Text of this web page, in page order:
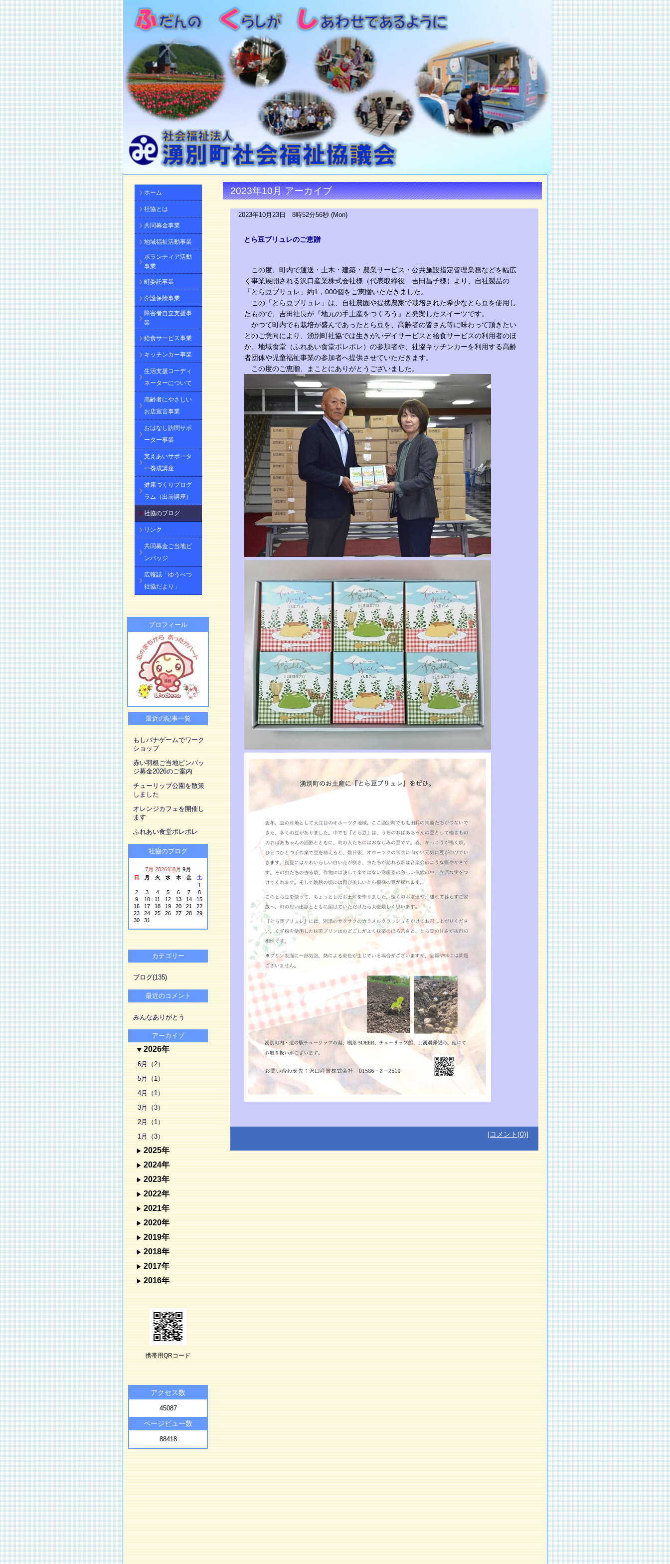
2023年10月 アーカイブ
2023年10月23日 8時52分56秒 (Mon)
とら豆ブリュレのご恵贈
この度、町内で運送・土木・建築・農業サービス・公共施設指定管理業務などを幅広
く事業展開される沢口産業株式会社様（代表取締役 吉田昌子様）より、自社製品の
「とら豆ブリュレ」約1，000個をご恵贈いただきました。
この「とら豆ブリュレ」は、自社農園や提携農家で栽培された希少なとら豆を使用し
たもので、吉田社長が『地元の手土産をつくろう』と発案したスイーツです。
かつて町内でも栽培が盛んであったとら豆を、高齢者の皆さん等に味わって頂きたい
とのご意向により、湧別町社協では生きがいデイサービスと給食サービスの利用者のほ
か、地域食堂（ふれあい食堂ポレポレ）の参加者や、社協キッチンカーを利用する高齢
者団体や児童福祉事業の参加者へ提供させていただきます。
この度のご恵贈、まことにありがとうございました。
[コメント(0)]
ホーム
社協とは
共同募金事業
地域福祉活動事業
ボランティア活動
事業
町委託事業
介護保険事業
障害者自立支援事
業
給食サービス事業
キッチンカー事業
生活支援コーディ
ネーターについて
高齢者にやさしい
お店宣言事業
おはなし訪問サポ
ーター事業
支えあいサポータ
ー養成講座
健康づくりプログ
ラム（出前講座）
社協のブログ
リンク
共同募金ご当地ピ
ンバッジ
広報誌「ゆうべつ
社協だより」
プロフィール
最近の記事一覧
もしバナゲームでワーク
ショップ
赤い羽根ご当地ピンバッ
ジ募金2026のご案内
チューリップ公園を散策
しました
オレンジカフェを開催し
ます
ふれあい食堂ポレポレ
社協のブログ
7月 2026年8月 9月
日 月 火 水 木 金 土
1
2
3 4 5 6 7
8
9
10 11 12 13 14
15
16
17 18 19 20 21
22
23
24 25 26 27 28
29
30
31
カテゴリー
ブログ(135)
最近のコメント
みんなありがとう
アーカイブ
2026年
6月（2）
5月（1）
4月（1）
3月（3）
2月（1）
1月（3）
2025年
2024年
2023年
2022年
2021年
2020年
2019年
2018年
2017年
2016年
携帯用QRコード
アクセス数
45087
ページビュー数
88418